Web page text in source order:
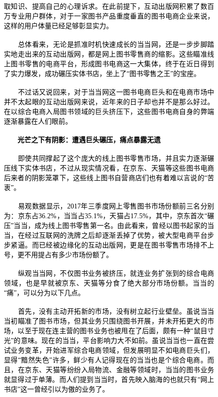
取知识、提高自己的心理诉求。在此前提下，互动出版网积累了数百
万专业用户群体，对于一家图书产品重度垂直的图书电商企业来说，
这样的用户体量已经足够彰显实力。
总体看来，无论是抓准时机快速成长的当当网，还是一步步脚踏
实地走出来的互动出版网，都是网上图书零售商的缩影。这些瞄准线
上图书零售的电商平台，形成图书电商这一大集体，终于在近日得到
了实力爆发，成功碾压实体书店，坐上了“图书零售之王”的宝座。
不过话又说回来，对于当当网这一图书电商巨头和在电商市场中
并不太起眼的互动出版网来说，近年来的日子却也并不是那么好过。
在以综合电商入局图书领域的巨头挤压下，这些图书电商自身的弊端
逐渐暴露在人们眼前。
光芒之下有阴影：遭遇巨头碾压，痛点暴露无遗
即使共同撑起了这个庞大的线上图书零售市场，并且实力逐渐碾
压线下实体书店，不过从现实情况看，在京东、天猫等这些图书电商
后来者的阴影笼罩下，这些线上图书自营商店们也有着难以言说的“苦
衷”。
易观数据显示，2017年三季度网上零售图书市场份额前三名分别
为：京东占36.2%，当当占35.1%，天猫占17.5%，其中，京东首次“碾
压”当当，成为线上图书零售第一名。由此看来，曾经以图书起家的当
当，在经过互联网的洗牌之后却逐渐丢掉了优势，被大型电商平台步
步紧逼。而已经被边缘化的互动出版网，更是在图书零售市场排不上
号，更不用提占有多少市场份额了。
纵观当当网，不仅图书业务被挤压，就连业务扩张到的综合电商
领域，也是早就被京东、天猫等分食了绝大部分市场份额。当当的
“痛”，可以分为以下几点。
首先，没有主动开拓新的市场，没有树立起行业壁垒。虽说当当
当初瞄准了图书市场，但其业务只围绕图书开展，并未开拓更大的市
场，以至于现在连主营的图书业务也被甩在了后面，颇有一种“鼠目寸
光”的意味。现在的当当，平台影响力大不如前。虽说当当也一直在尝
试业务变革，开始进军综合电商领域，但发展明显不如电商巨头们，
显得“黯然失色”许多，鲜少有人记得现在的当当也是个综合电商。而
且，在京东、天猫等纷纷入局物流、金融等领域时，当当的图书业务
就显得过于单薄。而人们提到当当时，首先映入脑海的也就只有“网上
书店”这一曾经引以为傲的业务了。